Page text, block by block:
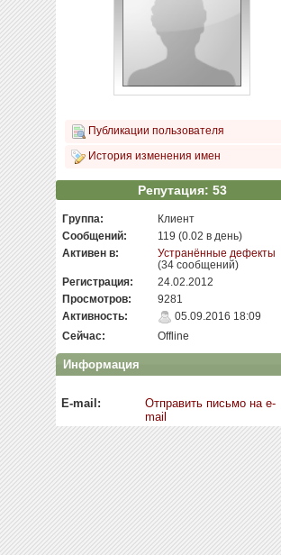
Публикации пользователя
История изменения имен
Репутация: 53
Группа:
Клиент
Сообщений:
119 (0.02 в день)
Активен в:
Устранённые дефекты
(34 сообщений)
Регистрация:
24.02.2012
Просмотров:
9281
Активность:
05.09.2016 18:09
Сейчас:
Offline
Информация
E-mail:
Отправить письмо на e-
mail